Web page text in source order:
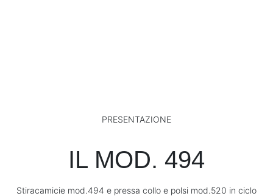
PRESENTAZIONE
IL MOD. 494
Stiracamicie mod.494 e pressa collo e polsi mod.520 in ciclo